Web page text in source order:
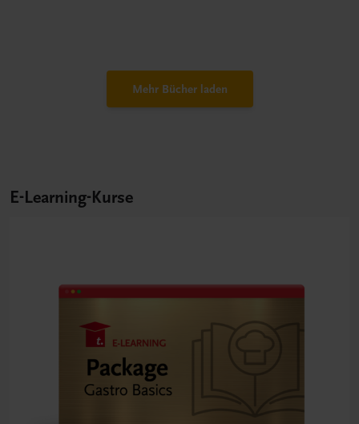
Mehr Bücher laden
E-Learning-Kurse